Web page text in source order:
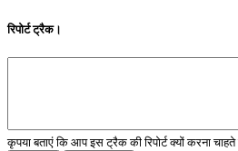
रिपोर्ट ट्रैक।
कृपया बताएं कि आप इस ट्रैक की रिपोर्ट क्यों करना चाहते